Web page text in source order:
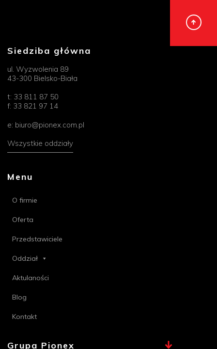
Siedziba główna
ul. Wyzwolenia 89
43-300 Bielsko-Biała
t: 33 811 87 50
f: 33 821 97 14
e: biuro@pionex.com.pl
Wszystkie oddziały
Menu
O firmie
Oferta
Przedstawiciele
Oddział
Aktulaności
Blog
Kontakt
Grupa Pionex